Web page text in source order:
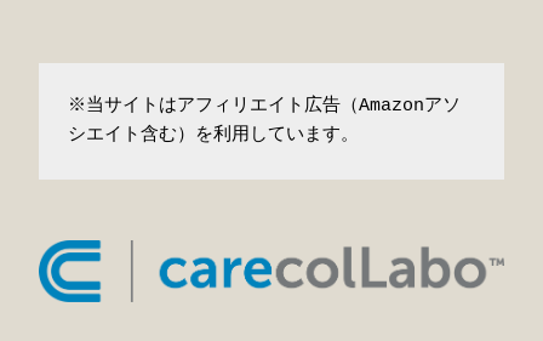
※当サイトはアフィリエイト広告（Amazonアソ
シエイト含む）を利用しています。